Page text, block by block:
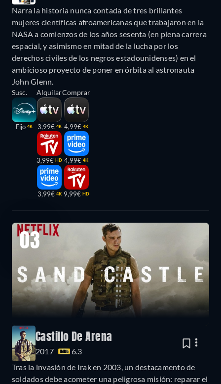
Narra la historia nunca contada de tres brillantes
mujeres científicas afroamericanas que trabajaron en la
NASA a comienzos de los años sesenta (en plena carrera
espacial, y asimismo en mitad de la lucha por los
derechos civiles de los negros estadounidenses) en el
ambicioso proyecto de poner en órbita al astronauta
John Glenn.
Susc.
Fijo 4K
Alquilar
3,99€ 4K
3,99€ HD
3,99€ 4K
Comprar
4,99€ 4K
4,99€ 4K
9,99€ HD
03
Castillo De Arena
2017
6.3
Tras la invasión de Irak en 2003, un destacamento de
soldados debe acometer una peligrosa misión: reparar el